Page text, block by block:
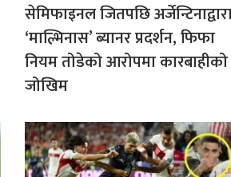
सेमिफाइनल जितपछि
‘माल्भिनास’ ब्यानर प्रदर्शन, फिफा
नियम तोडेको आरोपमा कारबाहीको
जोखिम